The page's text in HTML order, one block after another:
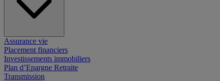
Assurance vie
Placement financiers
Investissements immobiliers
Plan d’Epargne Retraite
Transmission